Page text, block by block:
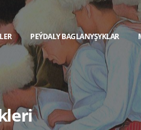
PEÝDALY BAGLANYŞYKLAR